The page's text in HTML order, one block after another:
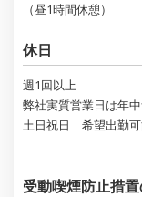
（昼1時間休憩）
休日
週1回以上
弊社実質営業日は年
土日祝日 希望出勤
受動喫煙防止措